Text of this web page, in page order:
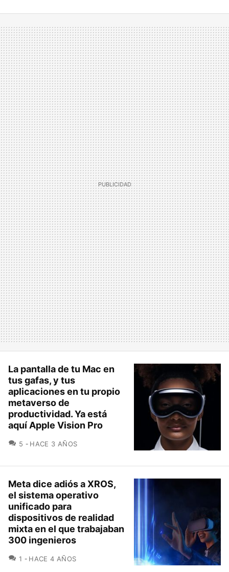
La pantalla de tu Mac en
tus gafas, y tus
aplicaciones en tu propio
metaverso de
productividad. Ya está
aquí Apple Vision Pro
5 COMENTARIOS
HACE 3 AÑOS
Meta dice adiós a XROS,
el sistema operativo
unificado para
dispositivos de realidad
mixta en el que trabajaban
300 ingenieros
1 COMENTARIOS
HACE 4 AÑOS